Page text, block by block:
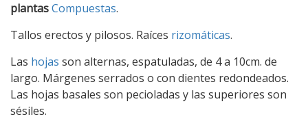
plantasCompuestas.
Tallos erectos y pilosos. Raíces rizomáticas.
Las hojas son alternas, espatuladas, de 4 a 10cm. de
largo. Márgenes serrados o con dientes redondeados.
Las hojas basales son pecioladas y las superiores son
sésiles.